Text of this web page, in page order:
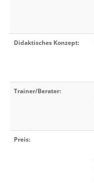
Didaktisches Konzept:
Trainer/Berater:
Preis: